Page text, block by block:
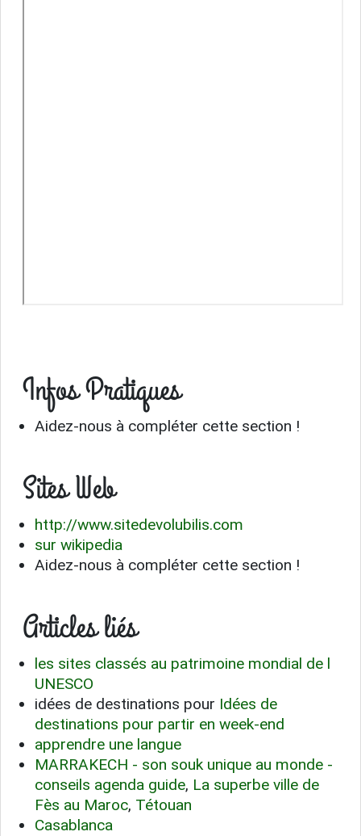
Infos Pratiques
Aidez-nous à compléter cette section !
Sites Web
http://www.sitedevolubilis.com
sur wikipedia
Aidez-nous à compléter cette section !
Articles liés
les sites classés au patrimoine mondial de l
UNESCO
idées de destinations pour Idées de
destinations pour partir en week-end
apprendre une langue
MARRAKECH - son souk unique au monde -
conseils agenda guide, La superbe ville de
Fès au Maroc, Tétouan
Casablanca